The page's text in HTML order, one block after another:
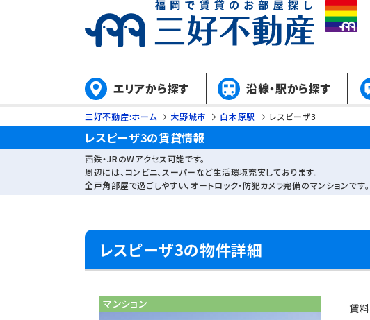
エリアから探す 沿線・駅から探す
三好不動産:ホーム 大野城市 白木原駅 レスピーザ3
レスピーザ3の賃貸情報
西鉄・JRのWアクセス可能です。
周辺には、コンビニ、スーパーなど生活環境充実しております。
全戸角部屋で過ごしやすい、オートロック・防犯カメラ完備のマンションです。
レスピーザ3の物件詳細
マンション 賃料